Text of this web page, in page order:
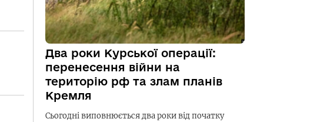
Два роки Курської операції:
перенесення війни на
територію рф та злам планів
Кремля
Сьогодні виповнюється два роки від початку